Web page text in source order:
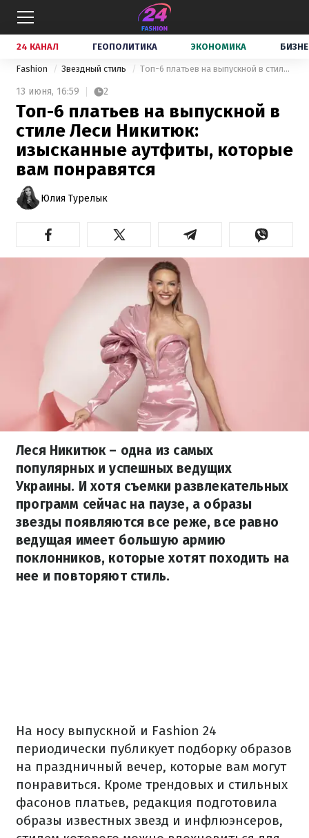
24 КАНАЛ ГЕОПОЛИТИКА ЭКОНОМИКА
Fashion Звездный стиль Топ-6 платьев на выпускной в стиле Леси Никитюк: изысканные аутфиты, которые вам понравятся
13 июня, 16:59 2
Топ-6 платьев на выпускной в
стиле Леси Никитюк:
изысканные аутфиты, которые
вам понравятся
Юлия Турелык
Леся Никитюк – одна из самых
популярных и успешных ведущих
Украины. И хотя съемки развлекательных
программ сейчас на паузе, а образы
звезды появляются все реже, все равно
ведущая имеет большую армию
поклонников, которые хотят походить на
нее и повторяют стиль.
На носу выпускной и Fashion 24
периодически публикует подборку образов
на праздничный вечер, которые вам могут
понравиться. Кроме трендовых и стильных
фасонов платьев, редакция подготовила
образы известных звезд и инфлюэнсеров,